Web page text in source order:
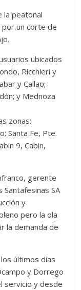
la peatonal
un corte de
ubicados
Ricchieri y
y Callao;
y Mednoza
zonas:
Santa Fe, Pte.
9, Cabin,
gerente
SA
y
pero la ola
la demanda de
últimos días
y Dorrego
servicio y desde